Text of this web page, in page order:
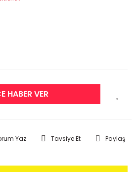
HABER VER
Yaz Tavsiye Et Paylaş